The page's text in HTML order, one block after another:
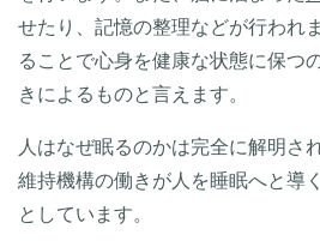
せたり、記憶の整理などが行われ
ることで心身を健康な状態に保つ
きによるものと言えます。
人はなぜ眠るのかは完全に解明さ
維持機構の働きが人を睡眠へと導
としています。